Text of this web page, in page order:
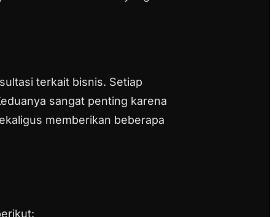
terkait bisnis. Setiap
sangat penting karena
memberikan beberapa